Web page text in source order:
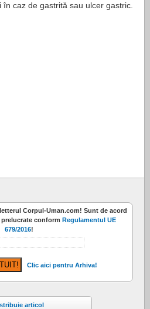
caz de gastrită sau ulcer gastric.
Corpul-Uman.com! Sunt de acord
conform Regulamentul UE
679/2016!
Clic aici pentru Arhiva!
articol